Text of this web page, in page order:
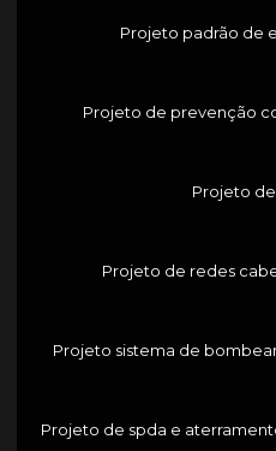
Projeto padrão de
Projeto de prevenção
Projeto
Projeto de redes
Projeto sistema de
Projeto de spda e